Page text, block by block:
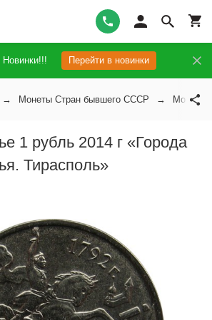
Перейти в новинки
Монеты Стран бывшего СССР Монеты
1 рубль 2014 г «Города
Тирасполь»